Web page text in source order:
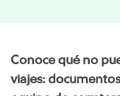
Conoce qué no
viajes: